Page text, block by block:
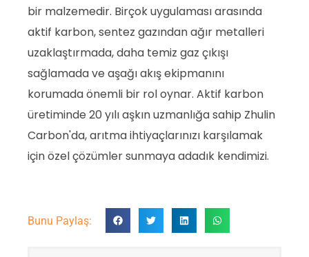
bir malzemedir. Birçok uygulaması arasında
aktif karbon, sentez gazından ağır metalleri
uzaklaştırmada, daha temiz gaz çıkışı
sağlamada ve aşağı akış ekipmanını
korumada önemli bir rol oynar. Aktif karbon
üretiminde 20 yılı aşkın uzmanlığa sahip Zhulin
Carbon'da, arıtma ihtiyaçlarınızı karşılamak
için özel çözümler sunmaya adadık kendimizi.
Bunu Paylaş: